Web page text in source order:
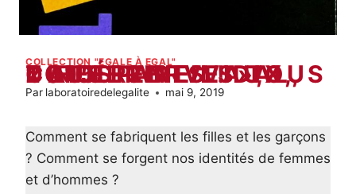
COLLECTION "EGALE À EGAL"
« NOS CERVEAUX, TOUS PAREILS TOUS DIFFÉRENTS ! », CATHERINE VIDAL, 2015
Par laboratoiredelegalite mai 9, 2019
Comment se fabriquent les filles et les garçons
? Comment se forgent nos identités de femmes
et d’hommes ?